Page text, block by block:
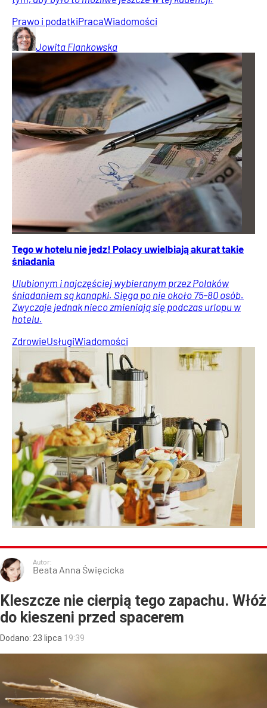
Prawo i podatkiPracaWiadomości
Jowita Flankowska
Tego w hotelu nie jedz! Polacy uwielbiają akurat takie
śniadania
Ulubionym i najczęściej wybieranym przez Polaków
śniadaniem są kanapki. Sięga po nie około 75–80 osób.
Zwyczaje jednak nieco zmieniają się podczas urlopu w
hotelu.
ZdrowieUsługiWiadomości
Autor:
Beata Anna Święcicka
Kleszcze nie cierpią tego zapachu. Włóż
do kieszeni przed spacerem
Dodano: 23 lipca 19:39